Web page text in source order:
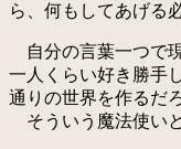
ら、何もしてあげる
自分の言葉一つで
一人くらい好き勝手
通りの世界を作るだ
そういう魔法使い